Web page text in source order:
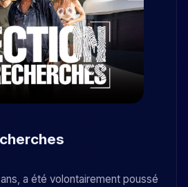
a été volontairement poussé